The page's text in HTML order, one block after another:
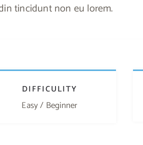
tincidunt non eu lorem.
DIFFICULITY
Easy / Beginner